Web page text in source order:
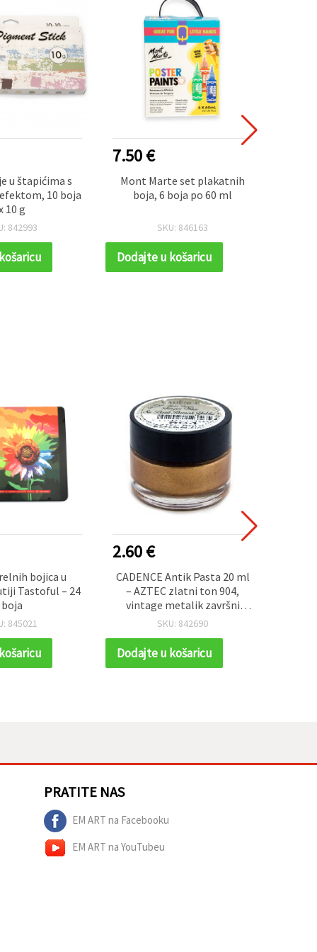
u štapićima s
10 boja
10 g
842993
7.50 €
Mont Marte set plakatnih
boja, 6 boja po 60 ml
SKU: 846163
Dodajte u košaricu
bojica u
Tastoful – 24
boja
845021
2.60 €
CADENCE Antik Pasta 20 ml
– AZTEC zlatni ton 904,
vintage metalik završni
premaz za DIY, dekupaž,
(nije pravo zlato)
SKU: 842690
Dodajte u košaricu
PRATITE NAS
EM ART na Facebooku
EM ART na YouTubeu